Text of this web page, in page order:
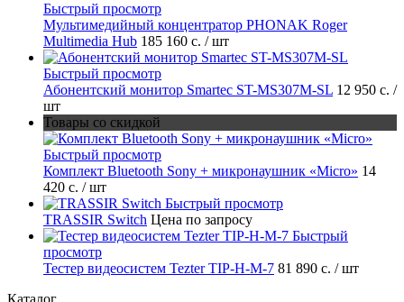
Быстрый просмотр
Мультимедийный концентратор PHONAK Roger
Multimedia Hub 185 160 с. / шт
Быстрый просмотр
Абонентский монитор Smartec ST-MS307M-SL 12 950 с. /
шт
Товары со скидкой
Быстрый просмотр
Комплект Bluetooth Sony + микронаушник «Micro» 14
420 с. / шт
Быстрый просмотр
TRASSIR Switch Цена по запросу
Быстрый
просмотр
Тестер видеосистем Tezter TIP-H-M-7 81 890 с. / шт